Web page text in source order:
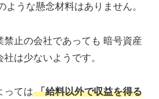
ような懸念材料はありません。
禁止の会社であっても 暗号資産
は少ないようです。
っては「給料以外で収益を得る